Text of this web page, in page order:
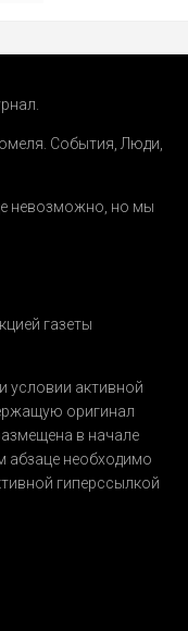
События Люди
невозможно, но мы
газеты
условии активной
оригинал
в начале
абзаце необходимо
гиперссылкой